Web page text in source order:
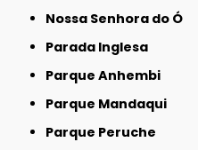
Nossa Senhora do Ó
Parada Inglesa
Parque Anhembi
Parque Mandaqui
Parque Peruche